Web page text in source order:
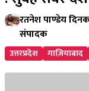
रतनेश पाण्डेय
संपादक
उत्तरप्रदेश गाज़ियाबाद